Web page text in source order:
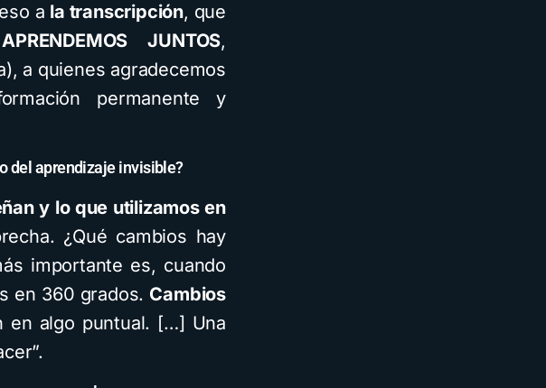
a la transcripción, que
APRENDEMOS JUNTOS,
a quienes agradecemos
permanente y
del aprendizaje invisible?
y lo que utilizamos en
¿Qué cambios hay
importante es, cuando
en 360 grados. Cambios
en algo puntual. […] Una